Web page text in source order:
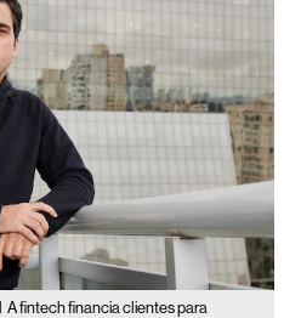
A fintech financia clientes para